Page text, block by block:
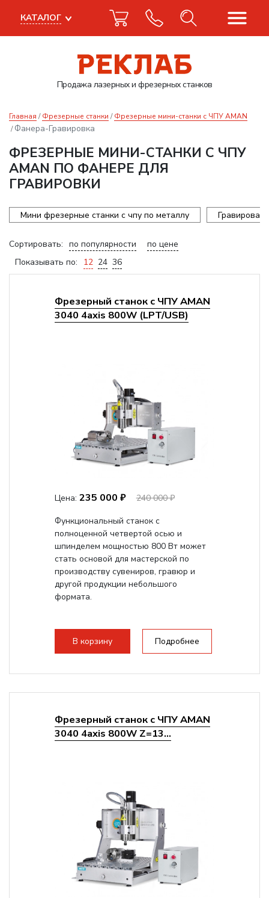
Продажа лазерныхи фрезерных станков
КАТАЛОГ
Главная Фрезерные станки Фрезерные мини-станки с ЧПУ AMAN
Фанера-Гравировка
ФРЕЗЕРНЫЕ МИНИ-СТАНКИ С ЧПУ
AMAN ПО ФАНЕРЕ ДЛЯ
ГРАВИРОВКИ
Мини фрезерные станки с чпу по металлу
Сортировать: по популярности
по цене
Показывать по:
12 24 36
Фрезерный станок с ЧПУ AMAN
3040 4axis 800W (LPT/USB)
Цена: 235 000 ₽
240 000 ₽
Функциональный станок с
полноценной четвертой осью и
шпинделем мощностью 800 Вт может
стать основой для мастерской по
производству сувениров, гравюр и
другой продукции небольшого
формата.
В корзину Подробнее
Фрезерный станок с ЧПУ AMAN
3040 4axis 800W Z=13...